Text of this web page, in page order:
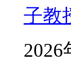
子教
2026